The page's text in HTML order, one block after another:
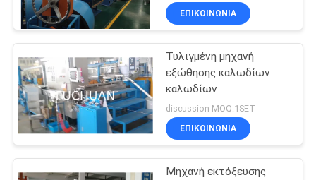
ΕΠΙΚΟΙΝΩΝΊΑ
Τυλιγμένη μηχανή
εξώθησης καλωδίων
καλωδίων
discussion MOQ:1SET
ΕΠΙΚΟΙΝΩΝΊΑ
Μηχανή εκτόξευσης